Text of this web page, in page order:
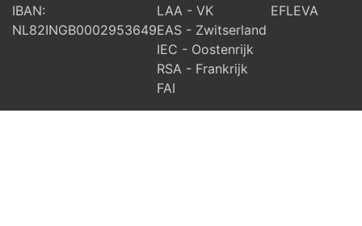
IBAN:
NL82INGB0002953649
LAA - VK
EAS - Zwitserland
IEC - Oostenrijk
RSA - Frankrijk
FAI
EFLEVA